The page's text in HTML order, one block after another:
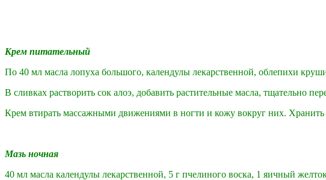
Крем питательный
По 40 мл масла лопуха большого, календулы лекарственной, облепихи
В сливках растворить сок алоэ, добавить растительные масла, тщательно
Крем втирать массажными движениями в ногти и кожу вокруг них. Хранить
Мазь ночная
40 мл масла календулы лекарственной, 5 г пчелиного воска, 1 яичный